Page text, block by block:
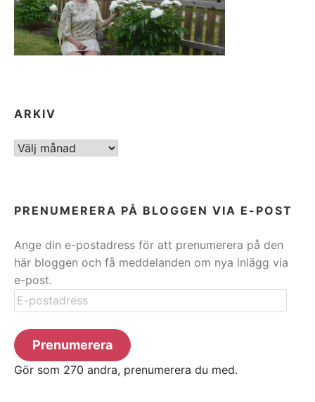
ARKIV
ARKIV
PRENUMERERA PÅ BLOGGEN VIA E-POST
Ange din e-postadress för att prenumerera på den
här bloggen och få meddelanden om nya inlägg via
e-post.
E-
postadress
Prenumerera
Gör som 270 andra, prenumerera du med.